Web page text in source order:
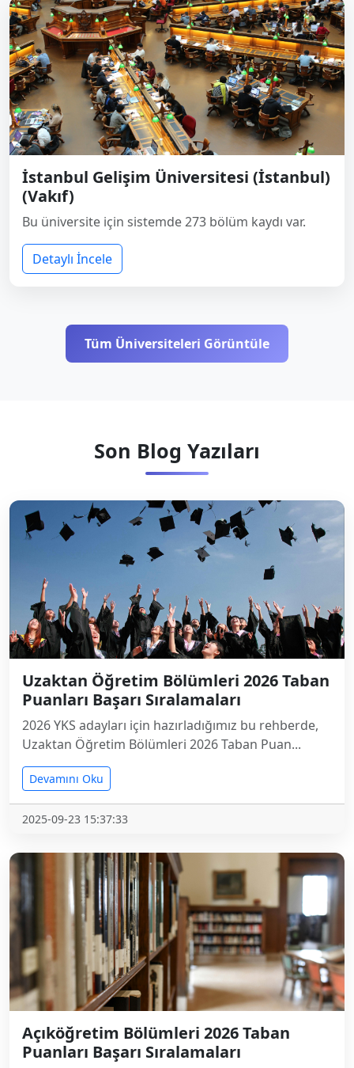
İstanbul Gelişim Üniversitesi (İstanbul)
(Vakıf)
Bu üniversite için sistemde 273 bölüm kaydı var.
Detaylı İncele
Tüm Üniversiteleri Görüntüle
Son Blog Yazıları
Uzaktan Öğretim Bölümleri 2026 Taban
Puanları Başarı Sıralamaları
2026 YKS adayları için hazırladığımız bu rehberde,
Uzaktan Öğretim Bölümleri 2026 Taban Puan...
Devamını Oku
2025-09-23 15:37:33
Açıköğretim Bölümleri 2026 Taban
Puanları Başarı Sıralamaları